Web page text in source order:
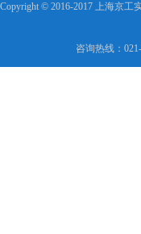
Copyright © 2016-2017 上海京工
咨询热线：